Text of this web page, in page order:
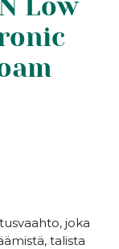
Low
joka
talista